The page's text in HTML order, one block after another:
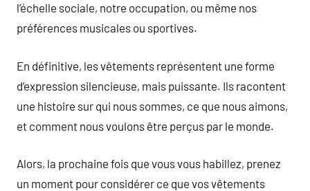
l’échelle sociale, notre occupation, ou même nos
préférences musicales ou sportives.
En définitive, les vêtements représentent une forme
d’expression silencieuse, mais puissante. Ils racontent
une histoire sur qui nous sommes, ce que nous aimons,
et comment nous voulons être perçus par le monde.
Alors, la prochaine fois que vous vous habillez, prenez
un moment pour considérer ce que vos vêtements